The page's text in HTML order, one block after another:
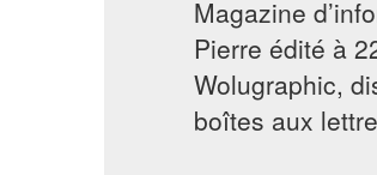
Magazine
Pierre édité à
Wolugraphic,
boîtes aux